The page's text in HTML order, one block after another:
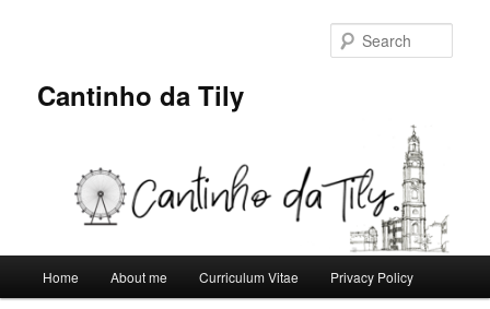
Cantinho da Tily
Home About me Curriculum Vitae Privacy Policy